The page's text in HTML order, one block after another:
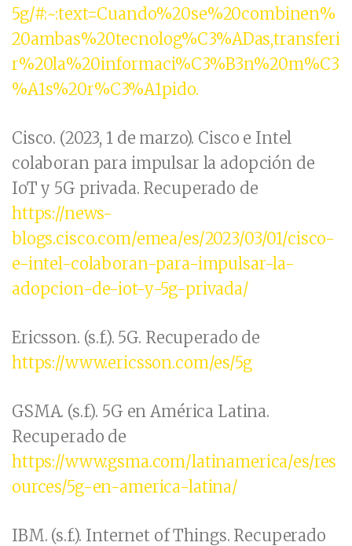
5g/#:~:text=Cuando%20se%20combinen%
20ambas%20tecnolog%C3%ADas,transferi
r%20la%20informaci%C3%B3n%20m%C3
%A1s%20r%C3%A1pido.
Cisco. (2023, 1 de marzo). Cisco e Intel
colaboran para impulsar la adopción de
IoT y 5G privada. Recuperado de
https://news-
blogs.cisco.com/emea/es/2023/03/01/cisco-
e-intel-colaboran-para-impulsar-la-
adopcion-de-iot-y-5g-privada/
Ericsson. (s.f.). 5G. Recuperado de
https://www.ericsson.com/es/5g
GSMA. (s.f.). 5G en América Latina.
Recuperado de
https://www.gsma.com/latinamerica/es/res
ources/5g-en-america-latina/
IBM. (s.f.). Internet of Things. Recuperado